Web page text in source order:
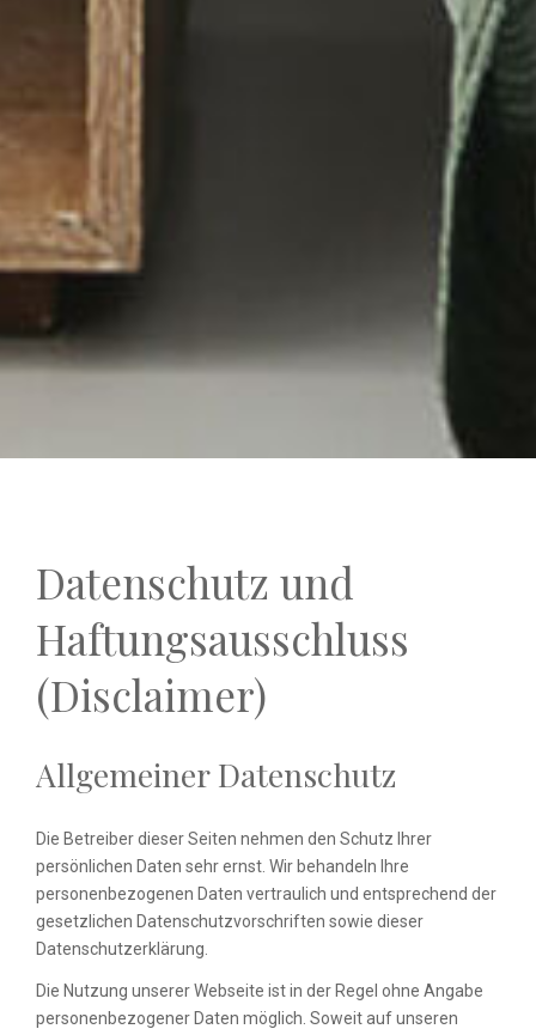
Datenschutz und
Haftungsausschluss
(Disclaimer)
Allgemeiner Datenschutz
Die Betreiber dieser Seiten nehmen den Schutz Ihrer
persönlichen Daten sehr ernst. Wir behandeln Ihre
personenbezogenen Daten vertraulich und entsprechend der
gesetzlichen Datenschutzvorschriften sowie dieser
Datenschutzerklärung.
Die Nutzung unserer Webseite ist in der Regel ohne Angabe
personenbezogener Daten möglich. Soweit auf unseren